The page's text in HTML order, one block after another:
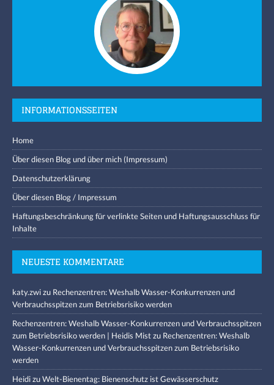
INFORMATIONSSEITEN
Home
Über diesen Blog und über mich (Impressum)
Datenschutzerklärung
Über diesen Blog / Impressum
Haftungsbeschränkung für verlinkte Seiten und Haftungsausschluss für
Inhalte
NEUESTE KOMMENTARE
katy.zwizu Rechenzentren: Weshalb Wasser-Konkurrenzen und
Verbrauchsspitzen zum Betriebsrisiko werden
Rechenzentren: Weshalb Wasser-Konkurrenzen und Verbrauchsspitzen
zum Betriebsrisiko werden | Heidis Mistzu Rechenzentren: Weshalb
Wasser-Konkurrenzen und Verbrauchsspitzen zum Betriebsrisiko
werden
HeidizuWelt-Bienentag: Bienenschutz ist Gewässerschutz